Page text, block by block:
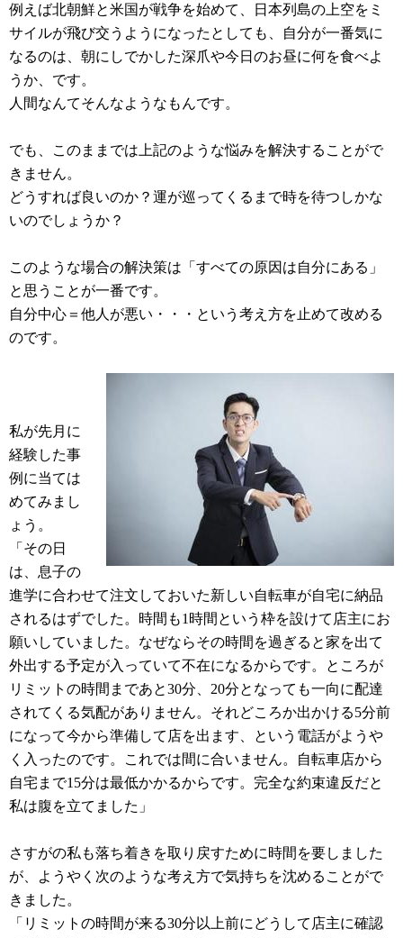
例えば北朝鮮と米国が戦争を始めて、日本列島の上空をミ
サイルが飛び交うようになったとしても、自分が一番気に
なるのは、朝にしでかした深爪や今日のお昼に何を食べよ
うか、です。
人間なんてそんなようなもんです。
でも、このままでは上記のような悩みを解決することがで
きません。
どうすれば良いのか？運が巡ってくるまで時を待つしかな
いのでしょうか？
このような場合の解決策は「すべての原因は自分にある」
と思うことが一番です。
自分中心＝他人が悪い・・・という考え方を止めて改める
のです。
私が先月に
経験した事
例に当ては
めてみまし
ょう。
「その日
は、息子の
進学に合わせて注文しておいた新しい自転車が自宅に納品
されるはずでした。時間も1時間という枠を設けて店主にお
願いしていました。なぜならその時間を過ぎると家を出て
外出する予定が入っていて不在になるからです。ところが
リミットの時間まであと30分、20分となっても一向に配達
されてくる気配がありません。それどころか出かける5分前
になって今から準備して店を出ます、という電話がようや
く入ったのです。これでは間に合いません。自転車店から
自宅まで15分は最低かかるからです。完全な約束違反だと
私は腹を立てました」
さすがの私も落ち着きを取り戻すために時間を要しました
が、ようやく次のような考え方で気持ちを沈めることがで
きました。
「リミットの時間が来る30分以上前にどうして店主に確認